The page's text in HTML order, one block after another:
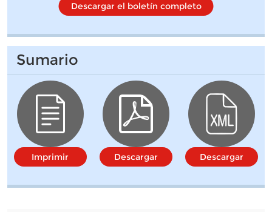
Descargar el boletín completo
Sumario
Imprimir Descargar Descargar